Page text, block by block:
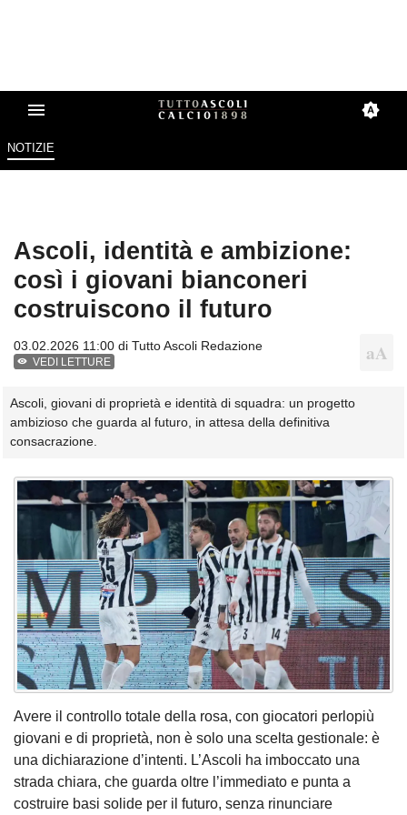
NOTIZIE
Ascoli, identità e ambizione:
così i giovani bianconeri
costruiscono il futuro
03.02.2026 11:00 di Tutto Ascoli Redazione
VEDI LETTURE
Ascoli, giovani di proprietà e identità di squadra: un progetto
ambizioso che guarda al futuro, in attesa della definitiva
consacrazione.
Avere il controllo totale della rosa, con giocatori perlopiù
giovani e di proprietà, non è solo una scelta gestionale: è
una dichiarazione d’intenti. L’Ascoli ha imboccato una
strada chiara, che guarda oltre l’immediato e punta a
costruire basi solide per il futuro, senza rinunciare